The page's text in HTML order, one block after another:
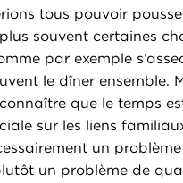
tous pouvoir
souvent certaines
par exemple
le dîner ensemble.
que le temps
sur les liens
un
un problème de